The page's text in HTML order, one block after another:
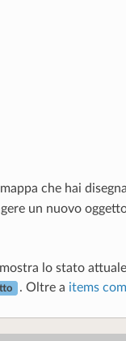
che hai
un nuovo
lo stato
. Oltre a items